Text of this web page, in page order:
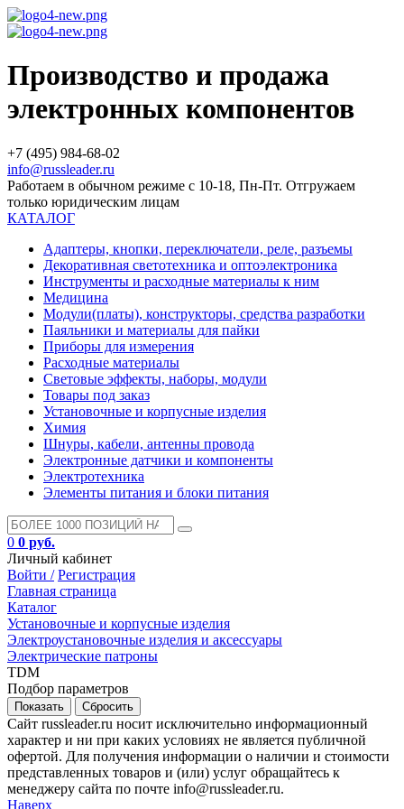
Производство и продажа
электронных компонентов
+7 (495) 984-68-02
info@russleader.ru
Работаем в обычном режиме с 10-18, Пн-Пт. Отгружаем
только юридическим лицам
КАТАЛОГ
Адаптеры, кнопки, переключатели, реле, разъемы
Декоративная светотехника и оптоэлектроника
Инструменты и расходные материалы к ним
Медицина
Модули(платы), конструкторы, средства разработки
Паяльники и материалы для пайки
Приборы для измерения
Расходные материалы
Световые эффекты, наборы, модули
Товары под заказ
Установочные и корпусные изделия
Химия
Шнуры, кабели, антенны провода
Электронные датчики и компоненты
Электротехника
Элементы питания и блоки питания
0 0 руб.
Личный кабинет
Войти / Регистрация
Главная страница
Каталог
Установочные и корпусные изделия
Электроустановочные изделия и аксессуары
Электрические патроны
TDM
Подбор параметров
Сайт russleader.ru носит исключительно информационный
характер и ни при каких условиях не является публичной
офертой. Для получения информации о наличии и стоимости
представленных товаров и (или) услуг обращайтесь к
менеджеру сайта по почте info@russleader.ru.
Наверх